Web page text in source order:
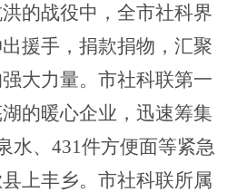
的战役中，全市社科界
援手，捐款捐物，汇聚
大力量。市社科联第一
的暖心企业，迅速筹集
水、431件方便面等紧急
上丰乡。市社科联所属